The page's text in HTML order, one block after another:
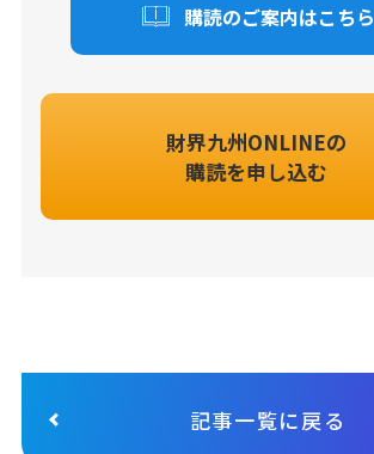
購読のご案内はこちら
財界九州ONLINEの
購読を申し込む
記事一覧に戻る